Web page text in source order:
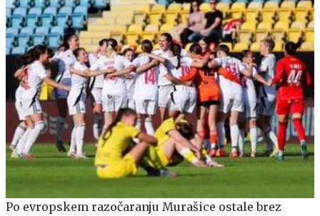
Po evropskem razočaranju Murašice ostale brez